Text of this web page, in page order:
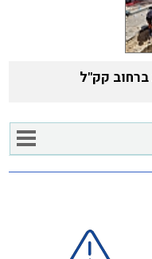
ברחוב קק"ל